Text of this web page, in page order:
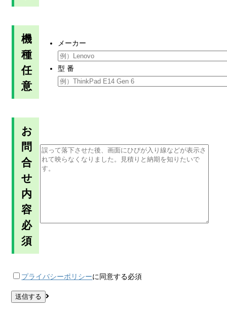
機
種
任
意
メーカー
型 番
お
問
合
せ
内
容
必
須
プライバシーポリシーに同意する必須